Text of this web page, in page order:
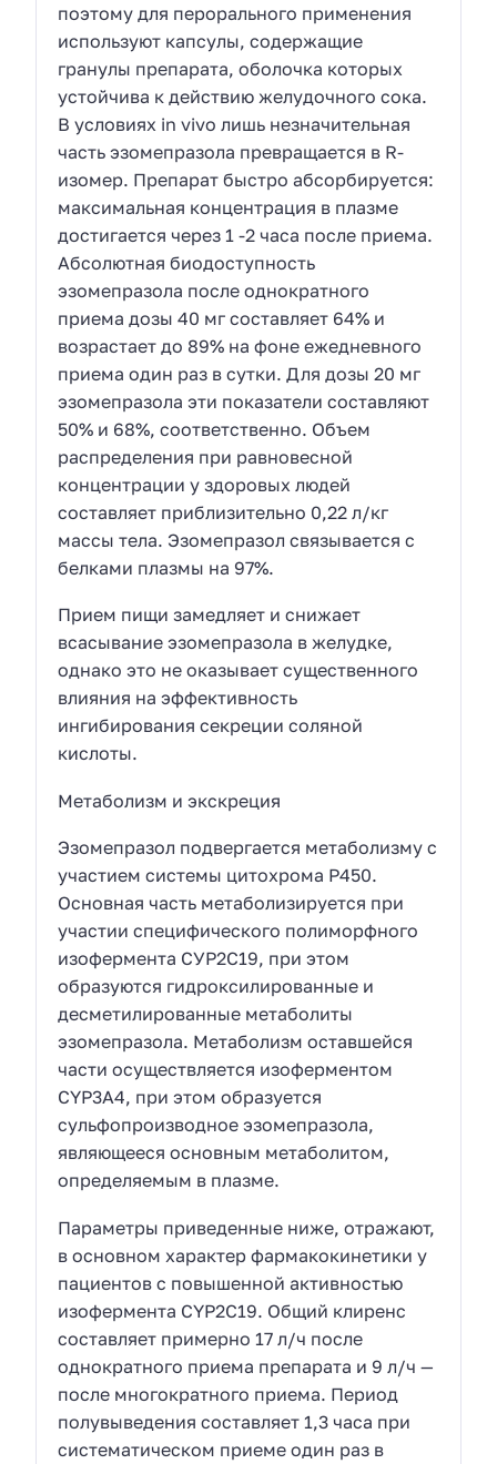
поэтому для перорального применения
используют капсулы, содержащие
гранулы препарата, оболочка которых
устойчива к действию желудочного сока.
В условиях in vivo лишь незначительная
часть эзомепразола превращается в R-
изомер. Препарат быстро абсорбируется:
максимальная концентрация в плазме
достигается через 1 -2 часа после приема.
Абсолютная биодоступность
эзомепразола после однократного
приема дозы 40 мг составляет 64% и
возрастает до 89% на фоне ежедневного
приема один раз в сутки. Для дозы 20 мг
эзомепразола эти показатели составляют
50% и 68%, соответственно. Объем
распределения при равновесной
концентрации у здоровых людей
составляет приблизительно 0,22 л/кг
массы тела. Эзомепразол связывается с
белками плазмы на 97%.
Прием пищи замедляет и снижает
всасывание эзомепразола в желудке,
однако это не оказывает существенного
влияния на эффективность
ингибирования секреции соляной
кислоты.
Метаболизм и экскреция
Эзомепразол подвергается метаболизму с
участием системы цитохрома Р450.
Основная часть метаболизируется при
участии специфического полиморфного
изофермента СУР2С19, при этом
образуются гидроксилированные и
десметилированные метаболиты
эзомепразола. Метаболизм оставшейся
части осуществляется изоферментом
CYP3A4, при этом образуется
сульфопроизводное эзомепразола,
являющееся основным метаболитом,
определяемым в плазме.
Параметры приведенные ниже, отражают,
в основном характер фармакокинетики у
пациентов с повышенной активностью
изофермента CYP2C19. Общий клиренс
составляет примерно 17 л/ч после
однократного приема препарата и 9 л/ч —
после многократного приема. Период
полувыведения составляет 1,3 часа при
систематическом приеме один раз в